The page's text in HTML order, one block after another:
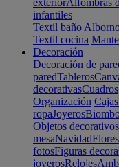
exteriorAlfombras
infantiles
Textil baño
Textil cocina
Decoración
Decoración de
paredTableros
decorativasCuadros
Organización
ropaJoyeros
Objetos decorativos
mesaNavidad
fotosFiguras
joyerosRelojes